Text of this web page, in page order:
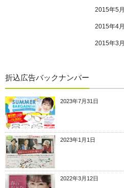
2015年5月
2015年4月
2015年3月
折込広告バックナンバー
2023年7月31日
2023年1月1日
2022年3月12日